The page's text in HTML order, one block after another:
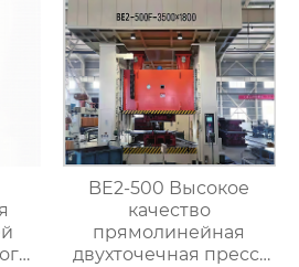
BE2-500 Высокое
качество
прямолинейная
двухточечная пресс-